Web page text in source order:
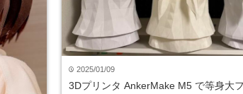
time 2025/01/09
3Dプリンタ AnkerMake M5 で等身大